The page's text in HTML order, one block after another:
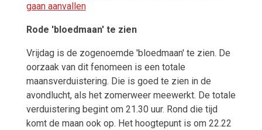
gaan aanvallen
Rode 'bloedmaan' te zien
Vrijdag is de zogenoemde 'bloedmaan' te zien. De
oorzaak van dit fenomeen is een totale
maansverduistering. Die is goed te zien in de
avondlucht, als het zomerweer meewerkt. De totale
verduistering begint om 21.30 uur. Rond die tijd
komt de maan ook op. Het hoogtepunt is om 22.22